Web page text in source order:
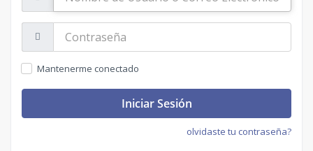
Usuario
o
Correo
Electrónico
Mantenerme conectado
Iniciar Sesión
olvidaste tu contraseña?